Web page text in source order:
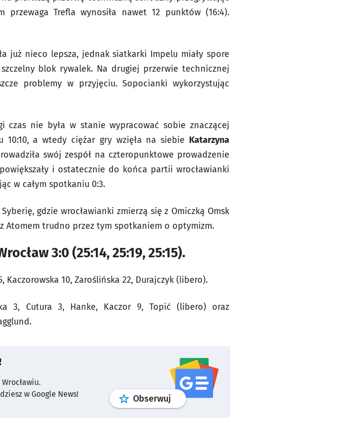
przewaga Trefla wynosiła nawet 12 punktów (16:4).
już nieco lepsza, jednak siatkarki Impelu miały spore
blok rywalek. Na drugiej przerwie technicznej
problemy w przyjęciu. Sopocianki wykorzystując
czas nie była w stanie wypracować sobie znaczącej
a wtedy ciężar gry wzięła na siebie Katarzyna
swój zespół na czteropunktowe prowadzenie
i ostatecznie do końca partii wrocławianki
w całym spotkaniu 0:3.
gdzie wrocławianki zmierzą się z Omiczką Omsk
Atomem trudno przez tym spotkaniem o optymizm.
3:0 (25:14, 25:19, 25:15).
Kaczorowska 10, Zaroślińska 22, Durajczyk (libero).
3, Cutura 3, Hanke, Kaczor 9, Topić (libero) oraz
w Google News!
Obserwuj profilgoogle news